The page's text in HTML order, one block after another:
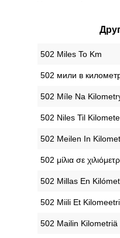
‎502 Miles To Km
‎502 мили в
‎502 Míle Na
‎502 Niles Til
‎502 Meilen In
‎502 μίλια σε
‎502 Millas En
‎502 Miili Et
‎502 Mailin Kilometriä